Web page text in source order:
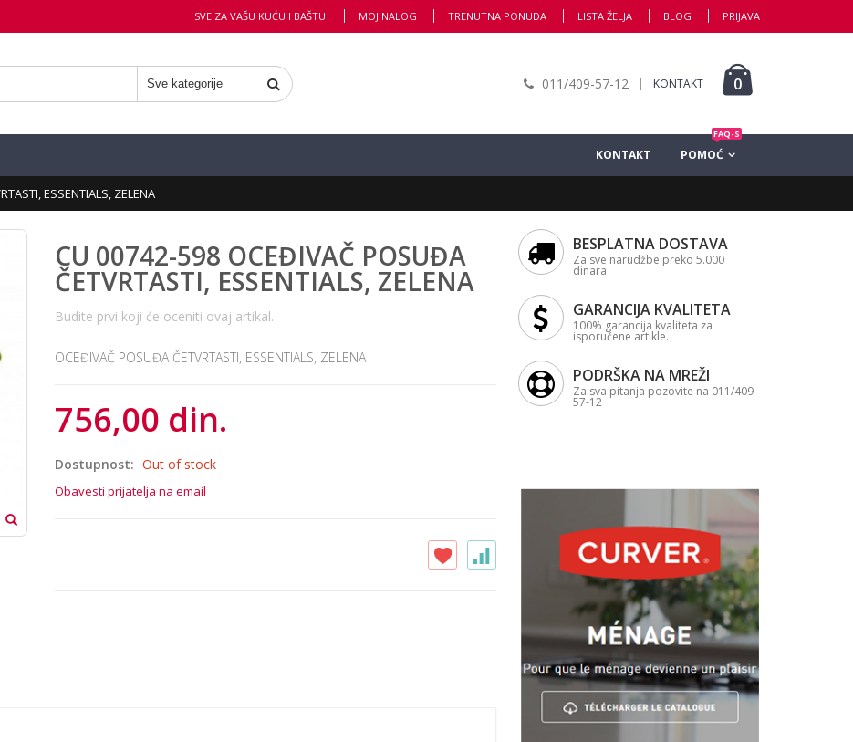
MOJ NALOG TRENUTNA PONUDA LISTA ŽELJA BLOG PRIJAVA
SVE ZA VAŠU KUĆU I BAŠTU
011/409-57-12 KONTAKT 0
POMOĆ
FAQ-S
KONTAKT
ESSENTIALS, ZELENA
CU 00742-598 OCEĐIVAČ POSUĐA
ČETVRTASTI, ESSENTIALS, ZELENA
Budite prvi koji će oceniti ovaj artikal.
OCEĐIVAČ POSUĐA ČETVRTASTI, ESSENTIALS, ZELENA
756,00 din.
Dostupnost: Out of stock
Obavesti prijatelja na email
BESPLATNA DOSTAVA
Za sve narudžbe preko 5.000
dinara
GARANCIJA KVALITETA
100% garancija kvaliteta za
isporučene artikle.
PODRŠKA NA MREŽI
Za sva pitanja pozovite na 011/409-
57-12